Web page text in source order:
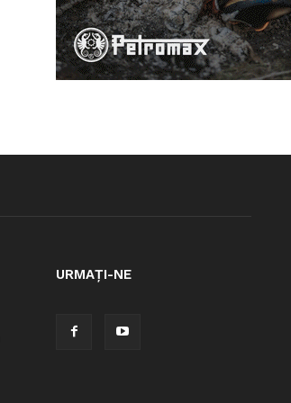
URMAȚI-NE